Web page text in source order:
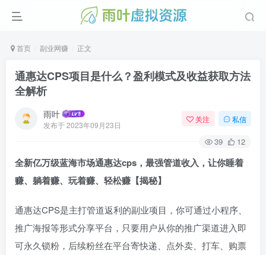
首页 副业网赚 正文
通惠达CPS项目是什么？盈利模式及收益获取方法
全解析
雨叶
发布于2023年09月23日
关注 私信
39 12
全新亿万级蓝海市场通惠达cps，最强管道收入，让你睡着
赚、躺着赚、玩着赚、轻松赚【揭秘】
通惠达CPS是主打管道返利的副业项目，你可通过小程序、
推广海报等形式分享平台，只要用户从你的推广渠道进入即
可永久锁粉，后续粉丝在平台寄快递、点外卖、打车、购票